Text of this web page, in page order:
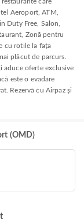
Aeroport, ATM,
Duty Free, Salon,
Zonă pentru
cu rotile la fața
plăcut de parcurs.
aduce oferte exclusive
este o evadare
Rezervă cu Airpaz și
(OMD)